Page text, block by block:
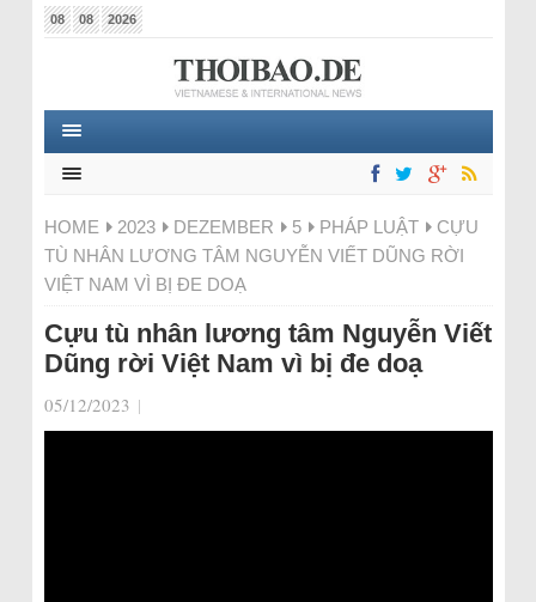
08 08 2026
HOME 2023 DEZEMBER 5 PHÁP LUẬT
CỰU
TÙ NHÂN LƯƠNG TÂM NGUYỄN VIẾT DŨNG RỜI
VIỆT NAM VÌ BỊ ĐE DOẠ
Cựu tù nhân lương tâm Nguyễn Viết
Dũng rời Việt Nam vì bị đe doạ
05/12/2023 |